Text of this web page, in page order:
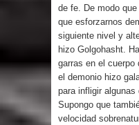
de fe. De modo
que esforzarnos
siguiente nivel y
hizo Golgohasht.
garras en el cuerpo
el demonio hizo
para infligir algunas
Supongo que
velocidad